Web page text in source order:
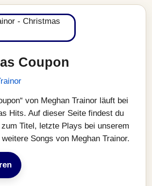
Coupon
von Meghan Trainor läuft bei
Hits. Auf dieser Seite findest du
Titel, letzte Plays bei unserem
Songs von Meghan Trainor.